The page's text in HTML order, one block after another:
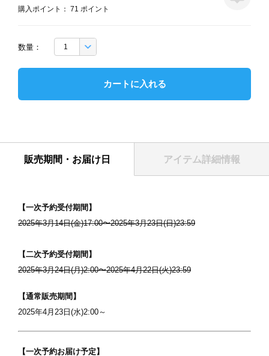
購入ポイント： 71 ポイント
数量：
カートに入れる
販売期間・お届け日 アイテム詳細情報
【一次予約受付期間】
2025年3月14日(金)17:00〜2025年3月23日(日)23:59
【二次予約受付期間】
2025年3月24日(月)2:00〜2025年4月22日(火)23:59
【通常販売期間】
2025年4月23日(水)2:00～
【一次予約お届け予定】